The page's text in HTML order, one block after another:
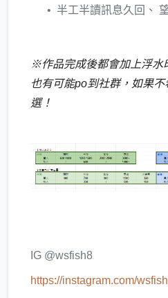
半工半讀訊息久回、
※作品完成後都會加上浮水
也有可能po到社群，如果
選！
IG @wsfish8
https://instagram.com/